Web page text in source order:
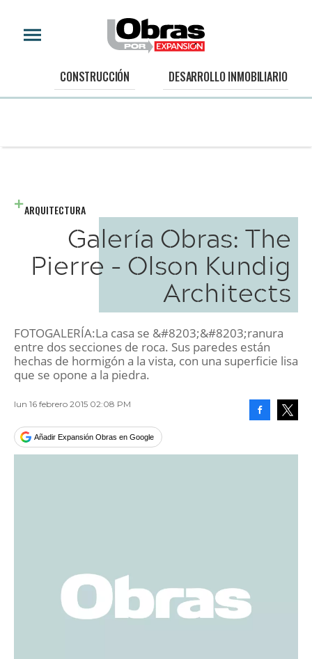
CONSTRUCCIÓN DESARROLLO INMOBILIARIO
ARQUITECTURA
Galería Obras: The
Pierre - Olson Kundig
Architects
FOTOGALERÍA:La casa se &#8203;&#8203;ranura
entre dos secciones de roca. Sus paredes están
hechas de hormigón a la vista, con una superficie lisa
que se opone a la piedra.
lun 16 febrero 2015 02:08 PM
Añadir Expansión Obras en Google